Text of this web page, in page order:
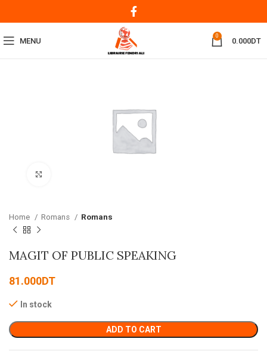
MENU
0
0.000DT
Home Romans Romans
MAGIT OF PUBLIC SPEAKING
81.000DT
In stock
ADD TO CART